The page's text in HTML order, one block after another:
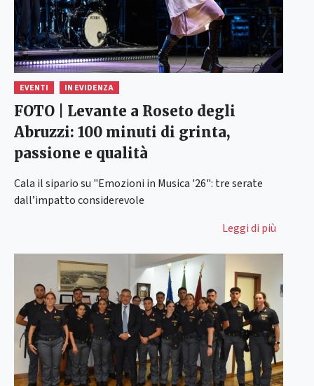
EVENTI IN EVIDENZA
FOTO | Levante a Roseto degli
Abruzzi: 100 minuti di grinta,
passione e qualità
Cala il sipario su "Emozioni in Musica '26": tre serate
dall’impatto considerevole
Leggi di più